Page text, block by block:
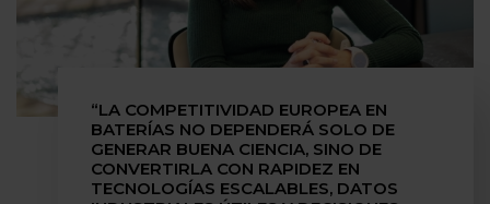
“LA COMPETITIVIDAD EUROPEA EN
BATERÍAS NO DEPENDERÁ SOLO DE
GENERAR BUENA CIENCIA, SINO DE
CONVERTIRLA CON RAPIDEZ EN
TECNOLOGÍAS ESCALABLES, DATOS